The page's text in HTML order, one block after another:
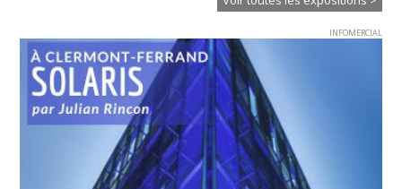
INFOMERCIAL